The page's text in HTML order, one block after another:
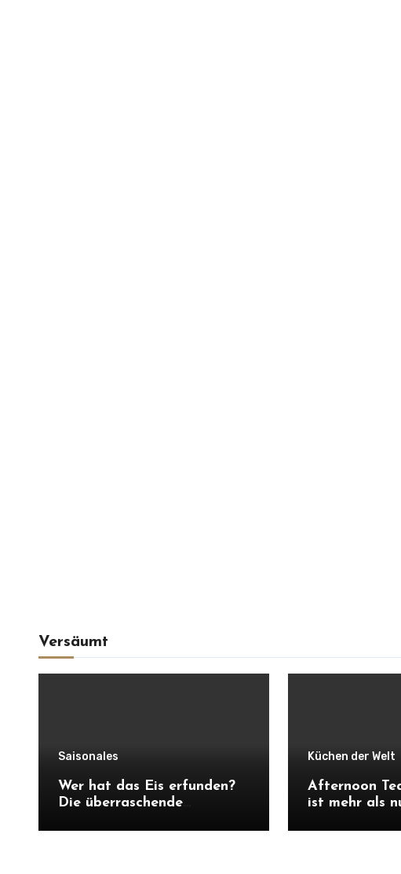
Versäumt
Saisonales
Wer hat das Eis erfunden?
Die überraschende
Küchen der Welt
Afternoon
ist mehr als